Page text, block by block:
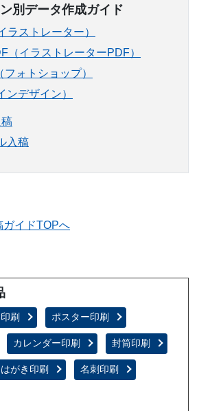
別データ作成ガイド
ラストレーター）
（イラストレーターPDF）
ォトショップ）
ンデザイン）
入稿
ガイドTOPへ
刷 ポスター印刷
カレンダー印刷 封筒印刷
がき印刷 名刺印刷